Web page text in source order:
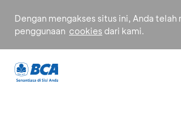
Dengan mengakses situs ini, Anda telah
penggunaan cookies dari kami.